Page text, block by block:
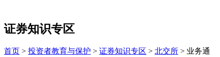
证券知识专区
首页 > 投资者教育与保护 > 证券知识专区 > 北交所 > 业务通